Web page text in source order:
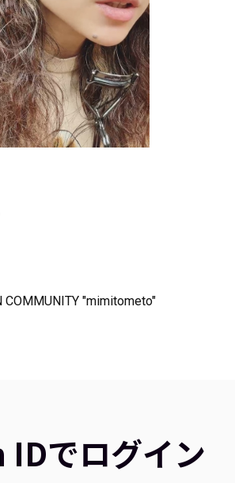
COMMUNITY "mimitometo"
でログイン